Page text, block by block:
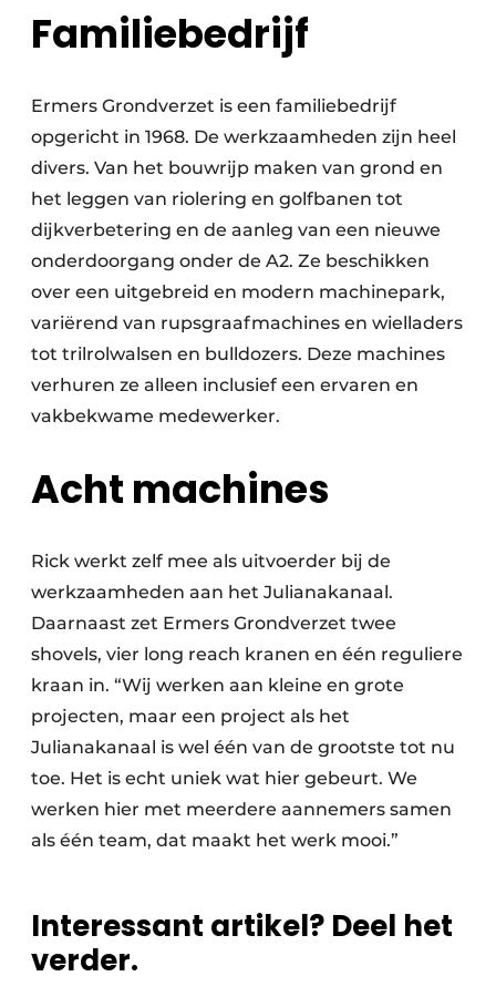
Familiebedrijf
Ermers Grondverzet is een familiebedrijf
opgericht in 1968. De werkzaamheden zijn heel
divers. Van het bouwrijp maken van grond en
het leggen van riolering en golfbanen tot
dijkverbetering en de aanleg van een nieuwe
onderdoorgang onder de A2. Ze beschikken
over een uitgebreid en modern machinepark,
variërend van rupsgraafmachines en wielladers
tot trilrolwalsen en bulldozers. Deze machines
verhuren ze alleen inclusief een ervaren en
vakbekwame medewerker.
Acht machines
Rick werkt zelf mee als uitvoerder bij de
werkzaamheden aan het Julianakanaal.
Daarnaast zet Ermers Grondverzet twee
shovels, vier long reach kranen en één reguliere
kraan in. “Wij werken aan kleine en grote
projecten, maar een project als het
Julianakanaal is wel één van de grootste tot nu
toe. Het is echt uniek wat hier gebeurt. We
werken hier met meerdere aannemers samen
als één team, dat maakt het werk mooi.”
Interessant artikel? Deel het
verder.